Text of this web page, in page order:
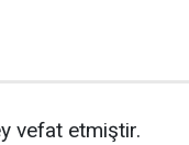
vefat etmiştir.